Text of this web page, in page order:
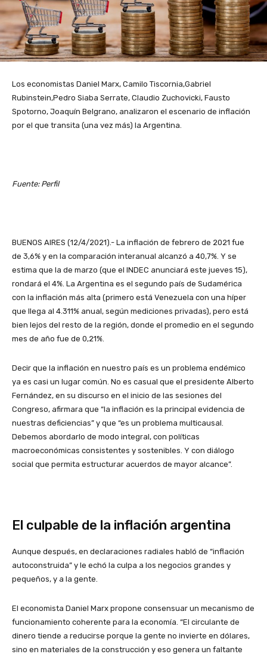
Los economistas Daniel Marx, Camilo Tiscornia,Gabriel
Rubinstein,Pedro Siaba Serrate, Claudio Zuchovicki, Fausto
Spotorno, Joaquín Belgrano, analizaron el escenario de inflación
por el que transita (una vez más) la Argentina.
Fuente: Perfil
BUENOS AIRES (12/4/2021).- La inflación de febrero de 2021 fue
de 3,6% y en la comparación interanual alcanzó a 40,7%. Y se
estima que la de marzo (que el INDEC anunciará este jueves 15),
rondará el 4%. La Argentina es el segundo país de Sudamérica
con la inflación más alta (primero está Venezuela con una híper
que llega al 4.311% anual, según mediciones privadas), pero está
bien lejos del resto de la región, donde el promedio en el segundo
mes de año fue de 0,21%.
Decir que la inflación en nuestro país es un problema endémico
ya es casi un lugar común. No es casual que el presidente Alberto
Fernández, en su discurso en el inicio de las sesiones del
Congreso, afirmara que “la inflación es la principal evidencia de
nuestras deficiencias” y que “es un problema multicausal.
Debemos abordarlo de modo integral, con políticas
macroeconómicas consistentes y sostenibles. Y con diálogo
social que permita estructurar acuerdos de mayor alcance”.
El culpable de la inflación argentina
Aunque después, en declaraciones radiales habló de “inflación
autoconstruida” y le echó la culpa a los negocios grandes y
pequeños, y a la gente.
El economista Daniel Marx propone consensuar un mecanismo de
funcionamiento coherente para la economía. “El circulante de
dinero tiende a reducirse porque la gente no invierte en dólares,
sino en materiales de la construcción y eso genera un faltante